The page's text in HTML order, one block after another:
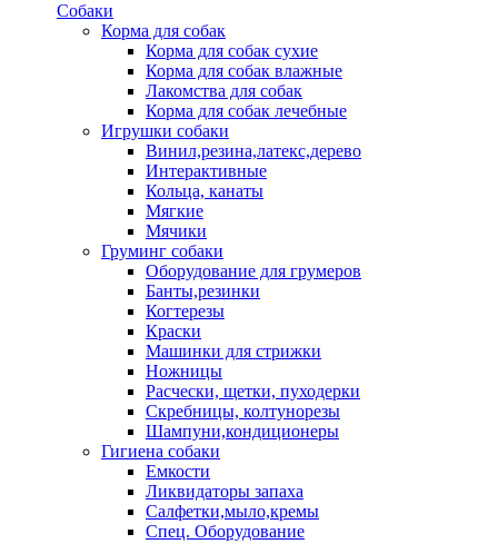
Собаки
Корма для собак
Корма для собак сухие
Корма для собак влажные
Лакомства для собак
Корма для собак лечебные
Игрушки собаки
Винил,резина,латекс,дерево
Интерактивные
Кольца, канаты
Мягкие
Мячики
Груминг собаки
Оборудование для грумеров
Банты,резинки
Когтерезы
Краски
Машинки для стрижки
Ножницы
Расчески, щетки, пуходерки
Скребницы, колтунорезы
Шампуни,кондиционеры
Гигиена собаки
Емкости
Ликвидаторы запаха
Салфетки,мыло,кремы
Спец. Оборудование